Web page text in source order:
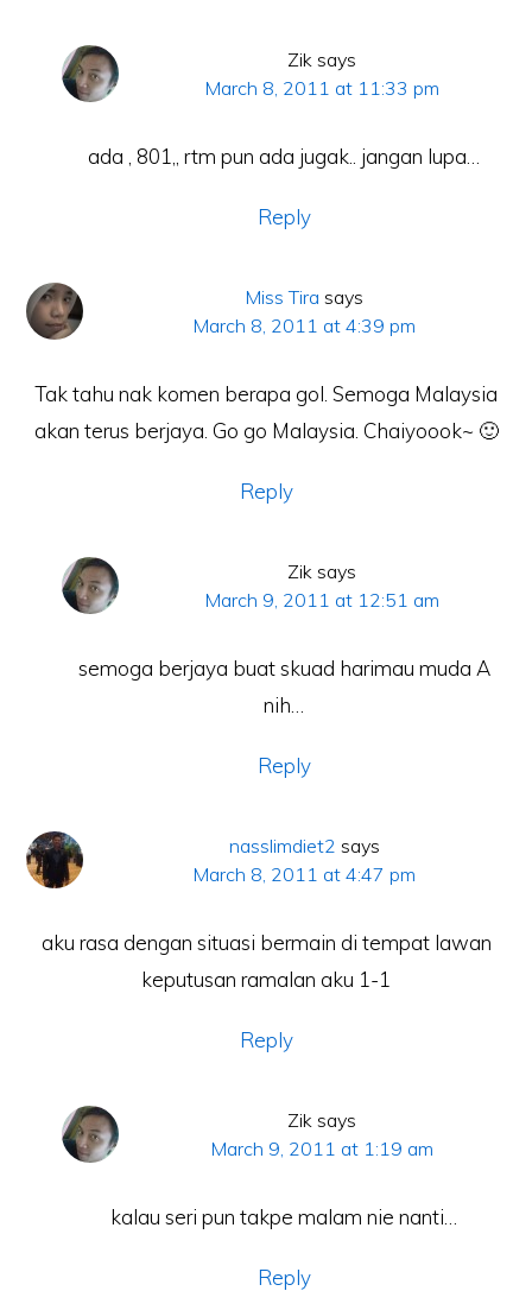
Zik says
March 8, 2011 at 11:33 pm
ada , 801,, rtm pun ada jugak.. jangan lupa…
Reply
Miss Tira says
March 8, 2011 at 4:39 pm
Tak tahu nak komen berapa gol. Semoga Malaysia
akan terus berjaya. Go go Malaysia. Chaiyoook~ 🙂
Reply
Zik says
March 9, 2011 at 12:51 am
semoga berjaya buat skuad harimau muda A
nih…
Reply
nasslimdiet2 says
March 8, 2011 at 4:47 pm
aku rasa dengan situasi bermain di tempat lawan
keputusan ramalan aku 1-1
Reply
Zik says
March 9, 2011 at 1:19 am
kalau seri pun takpe malam nie nanti…
Reply